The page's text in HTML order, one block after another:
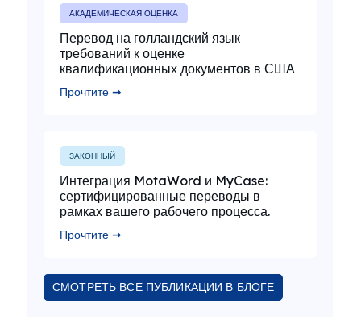
АКАДЕМИЧЕСКАЯ ОЦЕНКА
Перевод на голландский язык
требований к оценке
квалификационных документов в США
Прочтите ➞
ЗАКОННЫЙ
Интеграция MotaWord и MyCase:
сертифицированные переводы в
рамках вашего рабочего процесса.
Прочтите ➞
СМОТРЕТЬ ВСЕ ПУБЛИКАЦИИ В БЛОГЕ